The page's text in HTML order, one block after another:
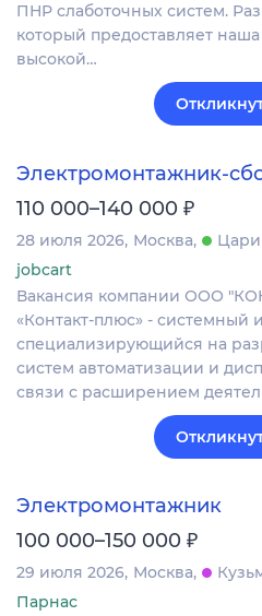
ПНР слаботочных систем.
который предоставляет
высокой…
Электромонтажник-
110 000–140 000 ₽
28 июля 2026 Москва
jobcart
Вакансия компании ООО
«Контакт‑плюс» - системный
специализирующийся на
систем автоматизации и
связи с расширением
Электромонтажник
100 000–150 000 ₽
29 июля 2026 Москва
Парнас